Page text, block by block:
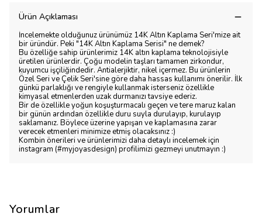
Ürün Açıklaması
İncelemekte olduğunuz ürünümüz 14K Altın Kaplama Seri'mize ait
bir üründür. Peki "14K Altın Kaplama Serisi" ne demek?
Bu özelliğe sahip ürünlerimiz 14K altın kaplama teknolojisiyle
üretilen ürünlerdir. Çoğu modelin taşları tamamen zirkondur,
kuyumcu işçiliğindedir. Antialerjiktir, nikel içermez. Bu ürünlerin
Özel Seri ve Çelik Seri'sine göre daha hassas kullanımı önerilir. İlk
günkü parlaklığı ve rengiyle kullanmak isterseniz özellikle
kimyasal etmenlerden uzak durmanızı tavsiye ederiz.
Bir de özellikle yoğun koşuşturmacalı geçen ve tere maruz kalan
bir günün ardından özellikle duru suyla durulayıp, kurulayıp
saklamanız. Böylece üzerine yapışan ve kaplamasına zarar
verecek etmenleri minimize etmiş olacaksınız :)
Kombin önerileri ve ürünlerimizi daha detaylı incelemek için
instagram (#myjoyasdesign) profilimizi gezmeyi unutmayın :)
Yorumlar